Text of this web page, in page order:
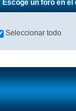
Escoge un foro en
Seleccionar todo